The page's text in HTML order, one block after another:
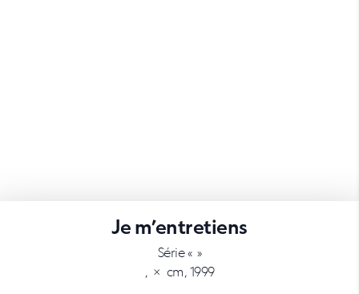
Je m’entretiens
Série « »
, × cm, 1999